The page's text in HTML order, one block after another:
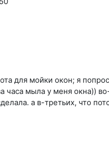
для мойки окон; я
часа мыла у меня окна))
а в-третьих, что